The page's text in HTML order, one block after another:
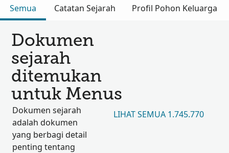
Semua
Catatan Sejarah Profil Pohon Keluarga
Dokumen
sejarah
ditemukan
untuk Menus
Dokumen sejarah
adalah dokumen
yang berbagi detail
penting tentang
LIHAT SEMUA 1.745.770